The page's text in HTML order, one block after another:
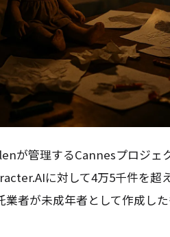
が管理するCannesプロジェ
に対して4万5千件を超
者が未成年者として作成し